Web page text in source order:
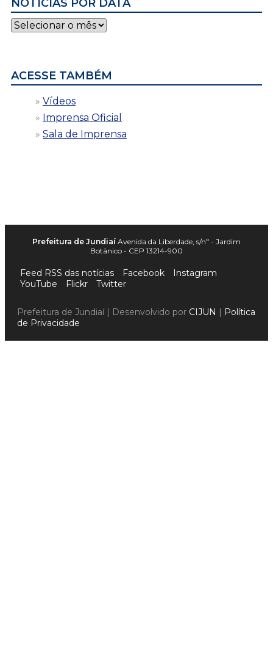
NOTÍCIAS POR DATA
Notícias
por
ACESSE TAMBÉM
Vídeos
Imprensa Oficial
Sala de Imprensa
Prefeitura de Jundiaí Avenida da Liberdade, s/nº - Jardim
Botânico - CEP 13214-900
Feed RSS das notícias Facebook
Instagram
YouTube
Flickr Twitter
Prefeitura de Jundiaí | Desenvolvido por CIJUN | Política
de Privacidade